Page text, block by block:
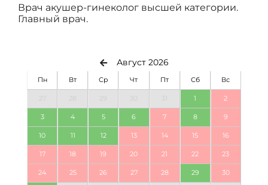
Врач акушер-гинеколог высшей категории.
Главный врач.
Август 2026
Пн Вт Ср Чт Пт Сб Вс
1 2
3 4 5 6 7 8 9
10 11 12 13 14 15 16
17 18 19 20 21 22 23
24 25 26 27 28 29 30